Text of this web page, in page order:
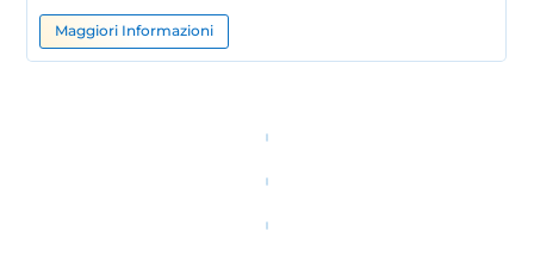
Maggiori Informazioni